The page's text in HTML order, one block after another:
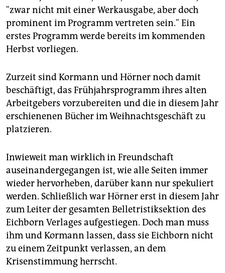
"zwar nicht mit einer Werkausgabe, aber doch
prominent im Programm vertreten sein." Ein
erstes Programm werde bereits im kommenden
Herbst vorliegen.
Zurzeit sind Kormann und Hörner noch damit
beschäftigt, das Frühjahrsprogramm ihres alten
Arbeitgebers vorzubereiten und die in diesem Jahr
erschienenen Bücher im Weihnachtsgeschäft zu
platzieren.
Inwieweit man wirklich in Freundschaft
auseinandergegangen ist, wie alle Seiten immer
wieder hervorheben, darüber kann nur spekuliert
werden. Schließlich war Hörner erst in diesem Jahr
zum Leiter der gesamten Belletristiksektion des
Eichborn Verlages aufgestiegen. Doch man muss
ihm und Kormann lassen, dass sie Eichborn nicht
zu einem Zeitpunkt verlassen, an dem
Krisenstimmung herrscht.